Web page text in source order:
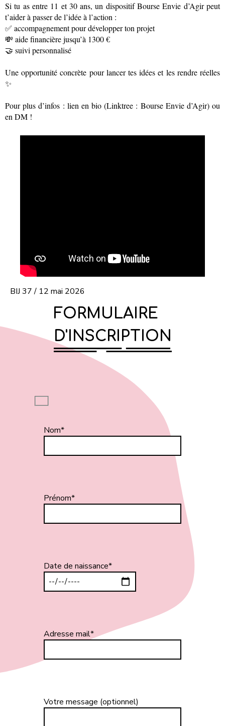
Si tu as entre 11 et 30 ans, un dispositif Bourse Envie d’Agir peut
t’aider à passer de l’idée à l’action :
✅ accompagnement pour développer ton projet
💸 aide financière jusqu’à 1300 €
🤝 suivi personnalisé
Une opportunité concrète pour lancer tes idées et les rendre réelles
✨
Pour plus d’infos : lien en bio (Linktree : Bourse Envie d’Agir) ou
en DM !
BIJ 37 / 12 mai 2026
FORMULAIRE
D'INSCRIPTION
Nom*
Prénom*
Date de naissance*
Adresse mail*
Votre message (optionnel)